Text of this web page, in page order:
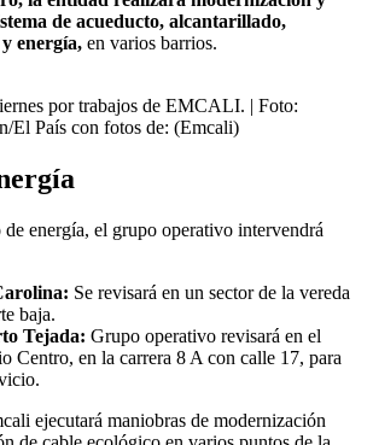
de acueducto, alcantarillado,
energía, en varios barrios.
por trabajos de EMCALI. | Foto:
El País con fotos de: (Emcali)
energía, el grupo operativo intervendrá
Se revisará en un sector de la vereda
baja.
Tejada: Grupo operativo revisará en el
Centro, en la carrera 8 A con calle 17, para
ejecutará maniobras de modernización